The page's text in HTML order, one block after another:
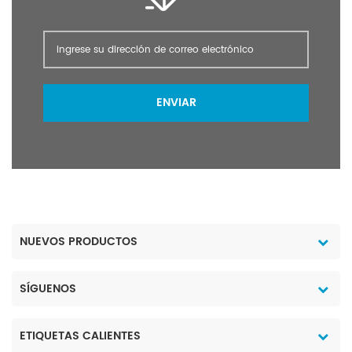
ENVIAR
NUEVOS PRODUCTOS
SÍGUENOS
ETIQUETAS CALIENTES